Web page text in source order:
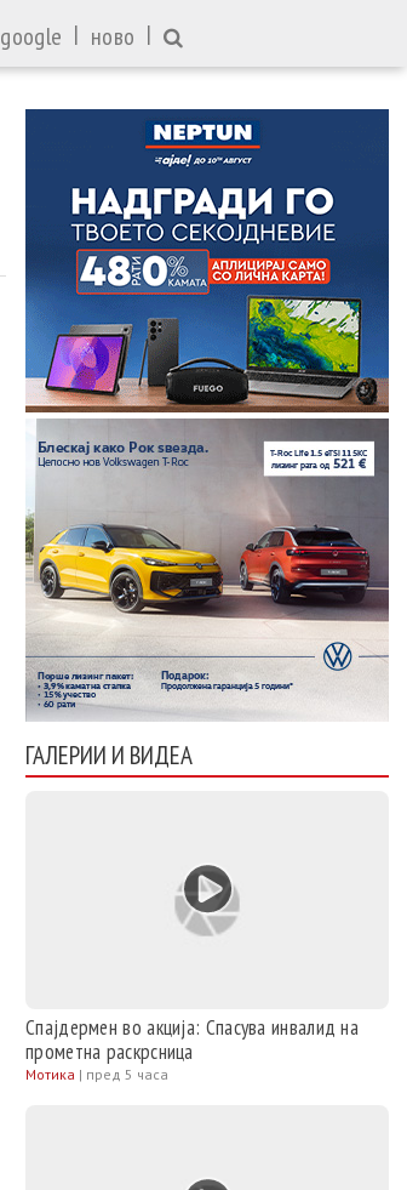
google | ново |
ГАЛЕРИИ И ВИДЕА
Спајдермен во акција: Спасува инвалид на
прометна раскрсница
Мотика | пред 5 часа